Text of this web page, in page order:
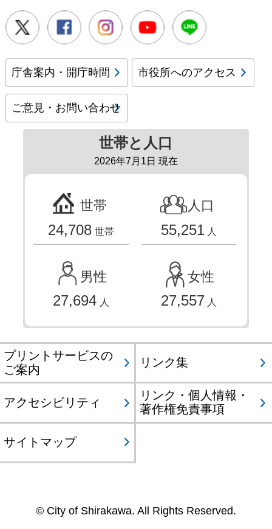
Twitter FacebookInstagramYoutube
庁舎案内・開庁時間 市役所へのアクセス
ご意見・お問い合わせ
世帯と人口
2026年7月1日 現在
世帯
24,708 世帯
人口
55,251 人
男性
27,694 人
女性
27,557 人
プリントサービスの
ご案内
リンク集
アクセシビリティ
リンク・個人情報・
著作権免責事項
サイトマップ
© City of Shirakawa. All Rights Reserved.